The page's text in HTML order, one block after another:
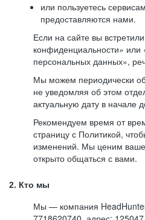
или пользуетесь
предоставляются нами.
Если на сайте вы
конфиденциальности» или
персональных данных»,
Мы можем периодически
не уведомляя об этом
актуальную дату в начале
Рекомендуем время от
страницу с Политикой,
изменений. Мы ценим
открыто общаться с вами.
2. Кто мы
Мы — компания